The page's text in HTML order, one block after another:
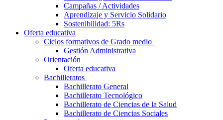
Campañas / Actividades
Aprendizaje y Servicio Solidario
Sostenibilidad: 5Rs
Oferta educativa
Ciclos formativos de Grado medio
Gestión Administrativa
Orientación
Oferta educativa
Bachilleratos
Bachillerato General
Bachillerato Tecnológico
Bachillerato de Ciencias de la Salud
Bachillerato de Ciencias Sociales